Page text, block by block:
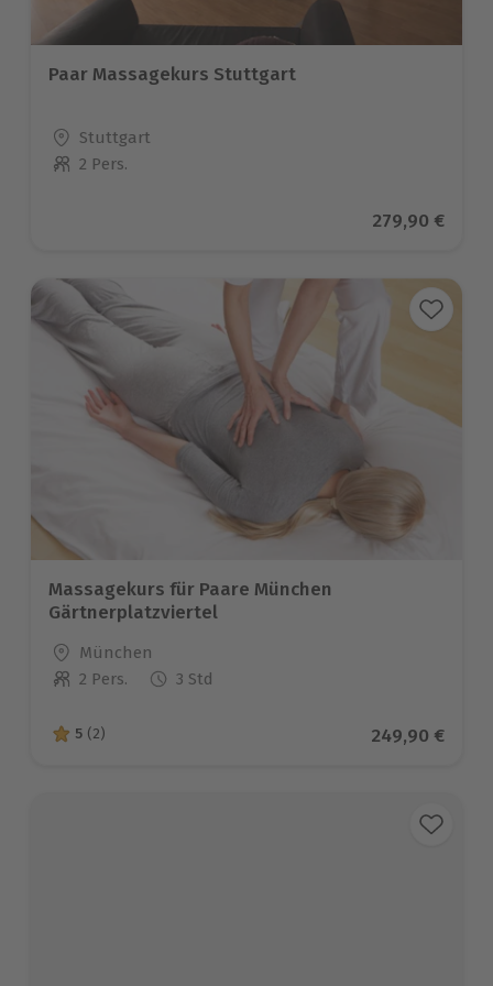
Paar Massagekurs Stuttgart
Standort
Stuttgart
Anzahl der Teilnehmer
2 Pers.
Aktueller
279,90 €
Massagekurs für Paare München
Gärtnerplatzviertel
Standort
München
Anzahl der Teilnehmer
2 Pers. 3 Std
5 von 5 Sternen basierend auf 2 Bewertungen
5 (2) Aktueller
249,90 €